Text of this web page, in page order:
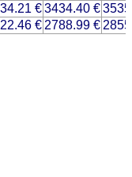
€3434.40 €
€ 2788.99 €